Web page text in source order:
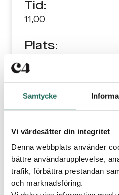
Samtycke
Vi värdesätter din integritet
Denna webbplats använder
bättre användarupplevelse,
trafik, förbättra prestandan
och marknadsföring.
Publicerad5 september 2024
C4-LOPPET
C4 loppet – varje steg
alla barn upp till 12 år att
Stadsmissionen.
Full fart eller promenad? Det
Tid:
11,00
Plats: